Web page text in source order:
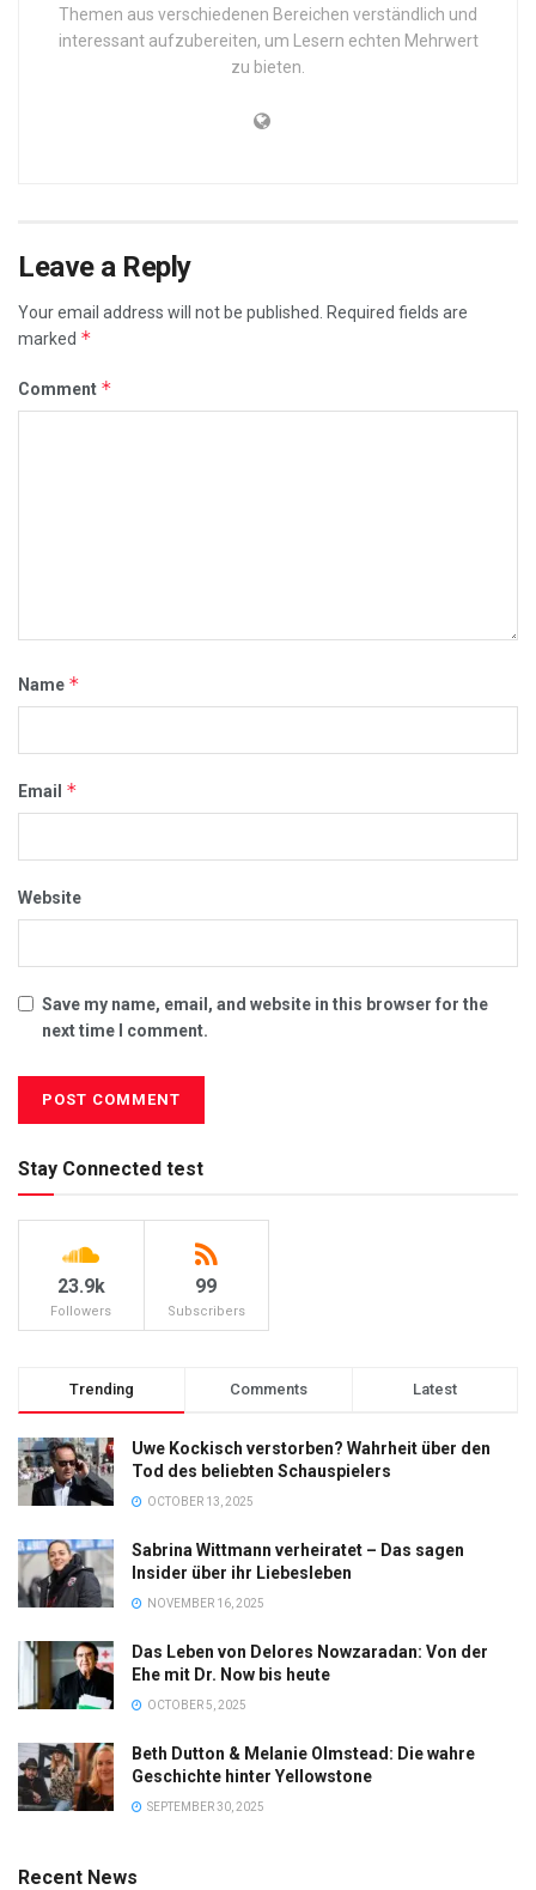
Themen aus verschiedenen Bereichen verständlich und
interessant aufzubereiten, um Lesern echten Mehrwert
zu bieten.
Leave a Reply
Your email address will not be published. Required fields are
marked *
Comment *
Name *
Email *
Website
Save my name, email, and website in this browser for the
next time I comment.
Stay Connected test
23.9k
Followers
99
Subscribers
Trending Comments Latest
Uwe Kockisch verstorben? Wahrheit über den
Tod des beliebten Schauspielers
OCTOBER 13, 2025
Sabrina Wittmann verheiratet – Das sagen
Insider über ihr Liebesleben
NOVEMBER 16, 2025
Das Leben von Delores Nowzaradan: Von der
Ehe mit Dr. Now bis heute
OCTOBER 5, 2025
Beth Dutton & Melanie Olmstead: Die wahre
Geschichte hinter Yellowstone
SEPTEMBER 30, 2025
Recent News